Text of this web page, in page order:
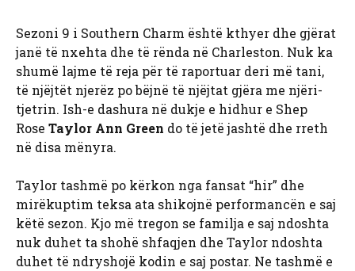
Sezoni 9 i Southern Charm është kthyer dhe gjërat
janë të nxehta dhe të rënda në Charleston. Nuk ka
shumë lajme të reja për të raportuar deri më tani,
të njëjtët njerëz po bëjnë të njëjtat gjëra me njëri-
tjetrin. Ish-e dashura në dukje e hidhur e Shep
Rose Taylor Ann Green do të jetë jashtë dhe rreth
në disa mënyra.
Taylor tashmë po kërkon nga fansat “hir” dhe
mirëkuptim teksa ata shikojnë performancën e saj
këtë sezon. Kjo më tregon se familja e saj ndoshta
nuk duhet ta shohë shfaqjen dhe Taylor ndoshta
duhet të ndryshojë kodin e saj postar. Ne tashmë e